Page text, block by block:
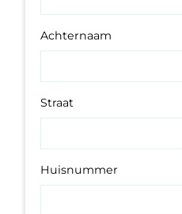
Achternaam
Straat
Huisnummer